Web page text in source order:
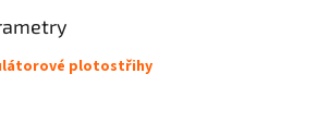
plotostřihy